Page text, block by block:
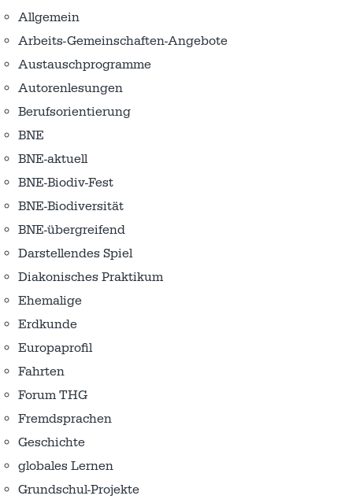
Allgemein
Arbeits-Gemeinschaften-Angebote
Austausch­programme
Autorenlesungen
Berufsorientierung
BNE
BNE-aktuell
BNE-Biodiv-Fest
BNE-Biodiversität
BNE-übergreifend
Darstellendes Spiel
Diakonisches Praktikum
Ehemalige
Erdkunde
Europaprofil
Fahrten
Forum THG
Fremdsprachen
Geschichte
globales Lernen
Grundschul-Projekte